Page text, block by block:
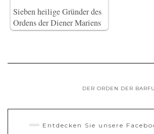
Sieben heilige Gründer des
Ordens der Diener Mariens
DER ORDEN DER
Entdecken Sie unsere